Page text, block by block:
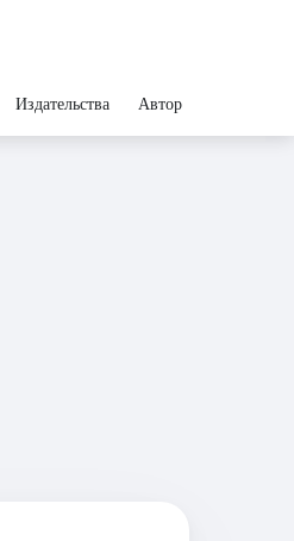
Издательства Авторы